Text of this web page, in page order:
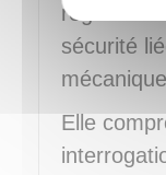
sécurité
Elle